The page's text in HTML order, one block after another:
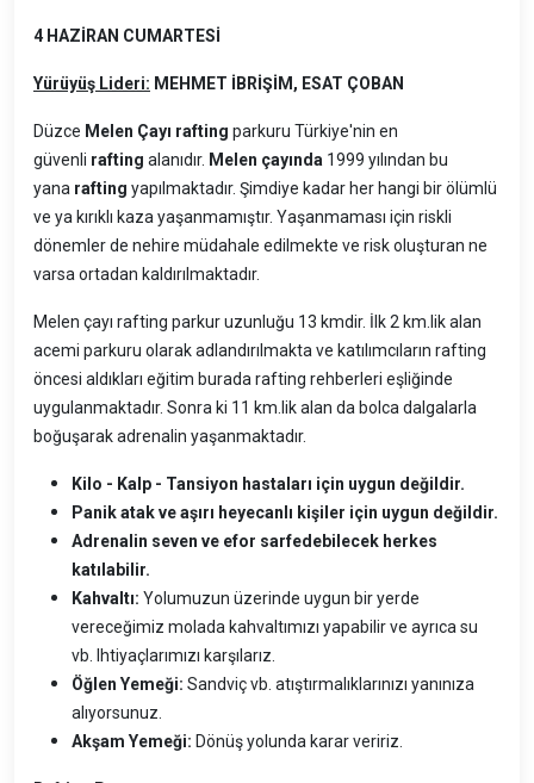
4 HAZİRAN CUMARTESİ
Yürüyüş Lideri: MEHMET İBRİŞİM, ESAT ÇOBAN
Düzce Melen Çayı rafting parkuru Türkiye'nin en
güvenli rafting alanıdır. Melen çayında 1999 yılından bu
yana rafting yapılmaktadır. Şimdiye kadar her hangi bir ölümlü
ve ya kırıklı kaza yaşanmamıştır. Yaşanmaması için riskli
dönemler de nehire müdahale edilmekte ve risk oluşturan ne
varsa ortadan kaldırılmaktadır.
Melen çayı rafting parkur uzunluğu 13 kmdir. İlk 2 km.lik alan
acemi parkuru olarak adlandırılmakta ve katılımcıların rafting
öncesi aldıkları eğitim burada rafting rehberleri eşliğinde
uygulanmaktadır. Sonra ki 11 km.lik alan da bolca dalgalarla
boğuşarak adrenalin yaşanmaktadır.
Kilo - Kalp - Tansiyon hastaları için uygun değildir.
Panik atak ve aşırı heyecanlı kişiler için uygun değildir.
Adrenalin seven ve efor sarfedebilecek herkes
katılabilir.
Kahvaltı: Yolumuzun üzerinde uygun bir yerde
vereceğimiz molada kahvaltımızı yapabilir ve ayrıca su
vb. Ihtiyaçlarımızı karşılarız.
Öğlen Yemeği: Sandviç vb. atıştırmalıklarınızı yanınıza
alıyorsunuz.
Akşam Yemeği: Dönüş yolunda karar veririz.